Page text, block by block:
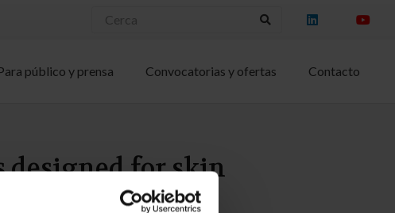
público y prensa Convocatorias y ofertas Contacto
designed for skin